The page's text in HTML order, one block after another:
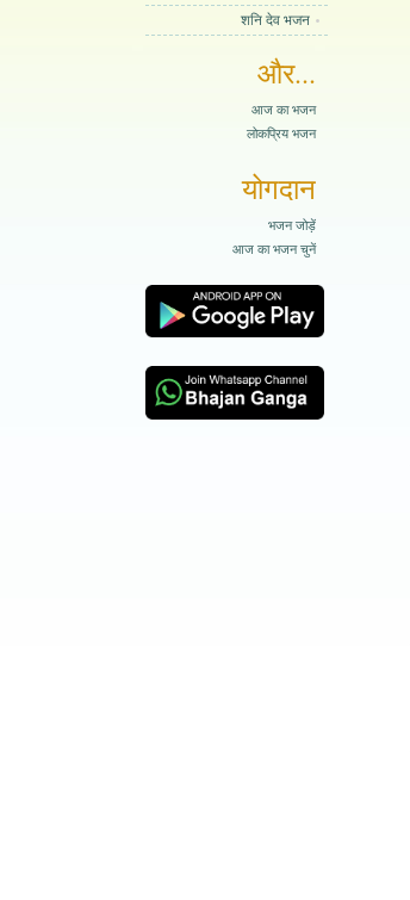
शनि देव भजन
और...
आज का भजन
लोकप्रिय भजन
योगदान
भजन जोड़ें
आज का भजन चुनें